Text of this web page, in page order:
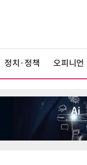
정치·정책 오피니언